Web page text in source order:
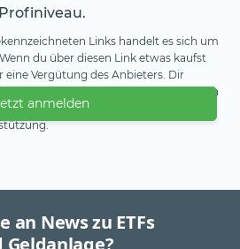
Profiniveau.
anmelden
Links handelt es sich um
du über diesen Link etwas kaufst
Vergütung des Anbieters. Dir
oder Mehrkosten. Wir verwenden
Angebot zu finanzieren.
an News zu ETFs